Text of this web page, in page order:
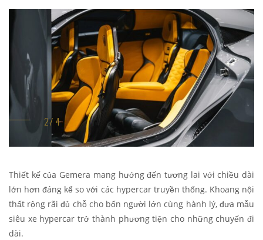
Thiết kế của Gemera mang hướng đến tương lai với chiều dài
lớn hơn đáng kể so với các hypercar truyền thống. Khoang nội
thất rộng rãi đủ chỗ cho bốn người lớn cùng hành lý, đưa mẫu
siêu xe hypercar trở thành phương tiện cho những chuyến đi
dài.